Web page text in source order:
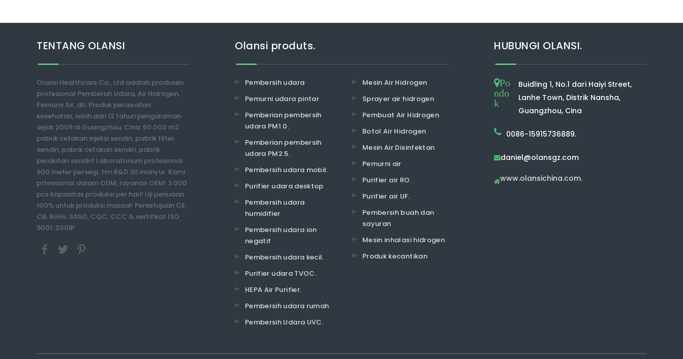
TENTANG OLANSI
Olansi Healthcare Co., Ltd adalah produsen
profesional Pembersih Udara, Air Hidrogen,
Pemurni Air, dll. Produk perawatan
kesehatan, lebih dari 12 tahun pengalaman
sejak 2009 di Guangzhou, Cina. 60.000 m2
pabrik cetakan injeksi sendiri, pabrik filter
sendiri, pabrik cetakan sendiri, pabrik
perakitan sendiri! Laboratorium profesional
600 meter persegi, tim R&D 30 insinyur. Kami
prfessional dalam ODM, layanan OEM! 3.000
pcs kapasitas produksi per hari! Uji penuaan
100% untuk produksi massal! Persetujuan CE,
CB, RoHs, SASO, CQC, CCC & sertifikat ISO
9001: 2008!
Olansi produts.
Pembersih udara
Pemurni udara pintar
Pemberian pembersih
udara PM1.0.
Pemberian pembersih
udara PM2.5.
Pembersih udara mobil.
Purifier udara desktop
Pembersih udara
humidifier
Pembersih udara ion
negatif
Pembersih udara kecil.
Purifier udara TVOC.
HEPA Air Purifier.
Pembersih udara rumah
Pembersih Udara UVC.
Mesin Air Hidrogen
Sprayer air hidrogen
Pembuat Air Hidrogen
Botol Air Hidrogen
Mesin Air Disinfektan
Pemurni air
Purifier air RO.
Purifier air UF.
Pembersih buah dan
sayuran
Mesin inhalasi hidrogen
Produk kecantikan
HUBUNGI OLANSI.
Po
ndo
k
Buidling 1, No.1 dari Haiyi Street,
Lanhe Town, Distrik Nansha,
Guangzhou, Cina
0086-15915736889.
daniel@olansgz.com
www.olansichina.com.